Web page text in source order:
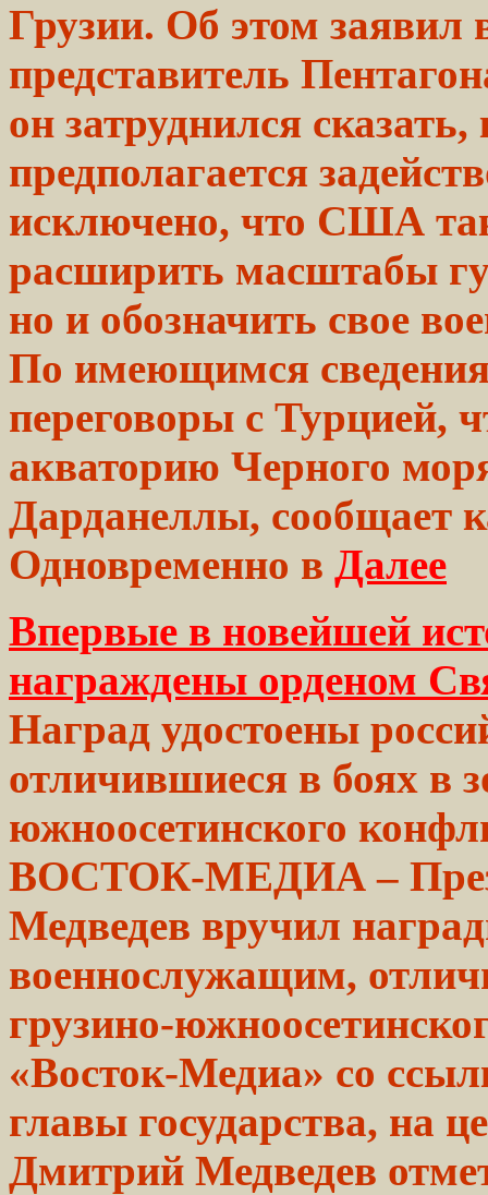
Грузии. Об этом заявил
представитель
он затруднился
предполагается
исключено, что США
расширить масштабы
но и обозначить свое
По имеющимся
переговоры с Турцией,
акваторию Черного
Дарданеллы, сообщает
Одновременно в Далее
Впервые в новейшей
награждены орденом
Наград удостоены
отличившиеся в боях в
южноосетинского
ВОСТОК-МЕДИА –
Медведев вручил
военнослужащим,
грузино-
«Восток-Медиа» со
главы государства, на
Дмитрий Медведев